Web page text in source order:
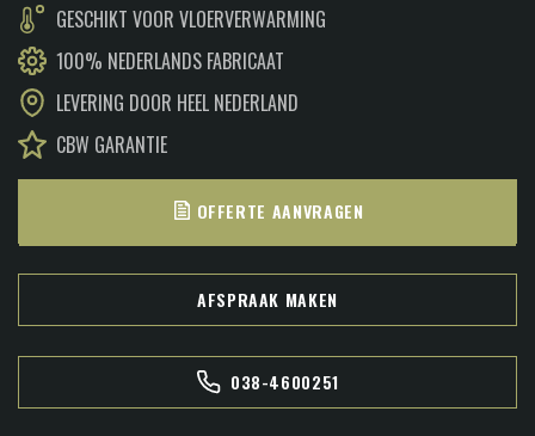
GESCHIKT VOOR VLOERVERWARMING
100% NEDERLANDS FABRICAAT
LEVERING DOOR HEEL NEDERLAND
CBW GARANTIE
OFFERTE AANVRAGEN
AFSPRAAK MAKEN
038-4600251